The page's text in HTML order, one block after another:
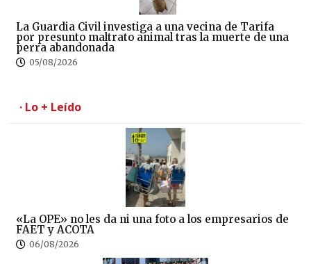
La Guardia Civil investiga a una vecina de Tarifa
por presunto maltrato animal tras la muerte de una
perra abandonada
05/08/2026
· Lo + Leído
«La OPE» no les da ni una foto a los empresarios de
FAET y ACOTA
06/08/2026